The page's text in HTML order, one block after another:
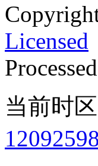
Licensed
当前时